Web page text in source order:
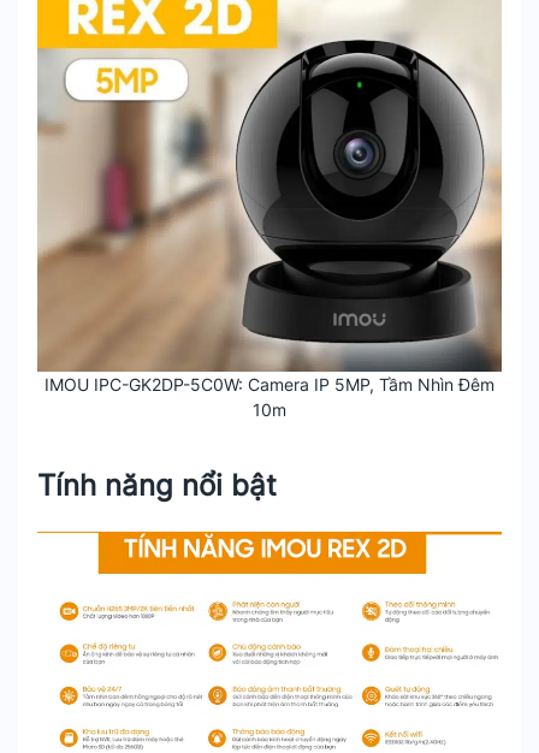
IMOU IPC-GK2DP-5C0W: Camera IP 5MP, Tầm Nhìn Đêm
10m
Tính năng nổi bật